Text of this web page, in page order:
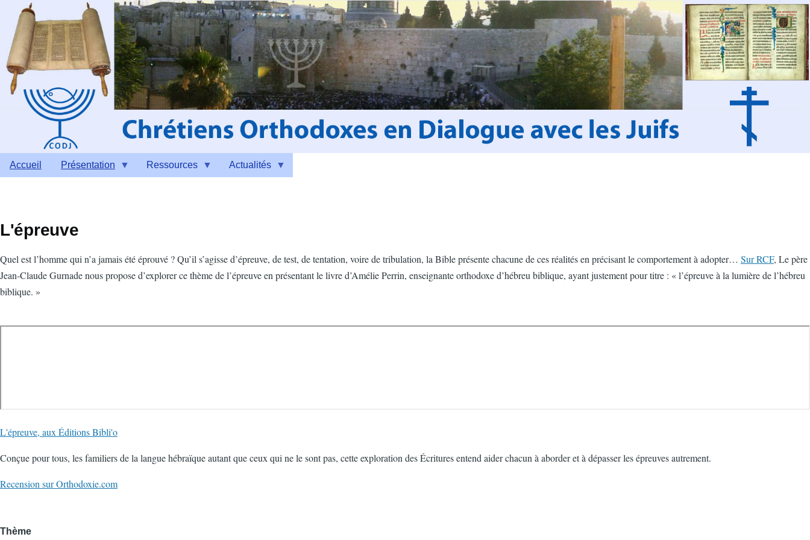
Aller au contenu principal
Accueil Présentation Ressources Actualités
L'épreuve
Quel est l’homme qui n’a jamais été éprouvé ? Qu’il s’agisse d’épreuve, de test, de tentation, voire de tribulation, la Bible présente chacune de ces réalités en précisant le comportement à adopter… Sur RCF, Le père
Jean-Claude Gurnade nous propose d’explorer ce thème de l’épreuve en présentant le livre d’Amélie Perrin, enseignante orthodoxe d’hébreu biblique, ayant justement pour titre : « l’épreuve à la lumière de l’hébreu
biblique. »
L'épreuve, aux Éditions Bibli'o
Conçue pour tous, les familiers de la langue hébraïque autant que ceux qui ne le sont pas, cette exploration des Écritures entend aider chacun à aborder et à dépasser les épreuves autrement.
Recension sur Orthodoxie.com
Thème